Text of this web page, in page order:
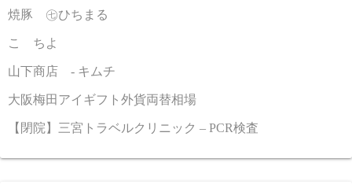
焼豚 ㊆ひちまる
こゝちよ
山下商店 - キムチ
大阪梅田アイギフト外貨両替相場
【閉院】三宮トラベルクリニック – PCR検査